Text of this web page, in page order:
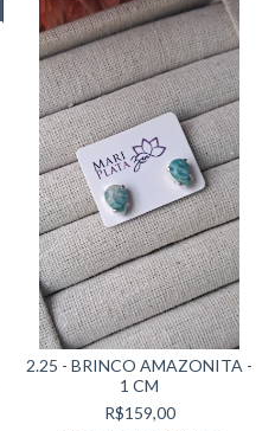
2.25 - BRINCO AMAZONITA -
1 CM
R$159,00